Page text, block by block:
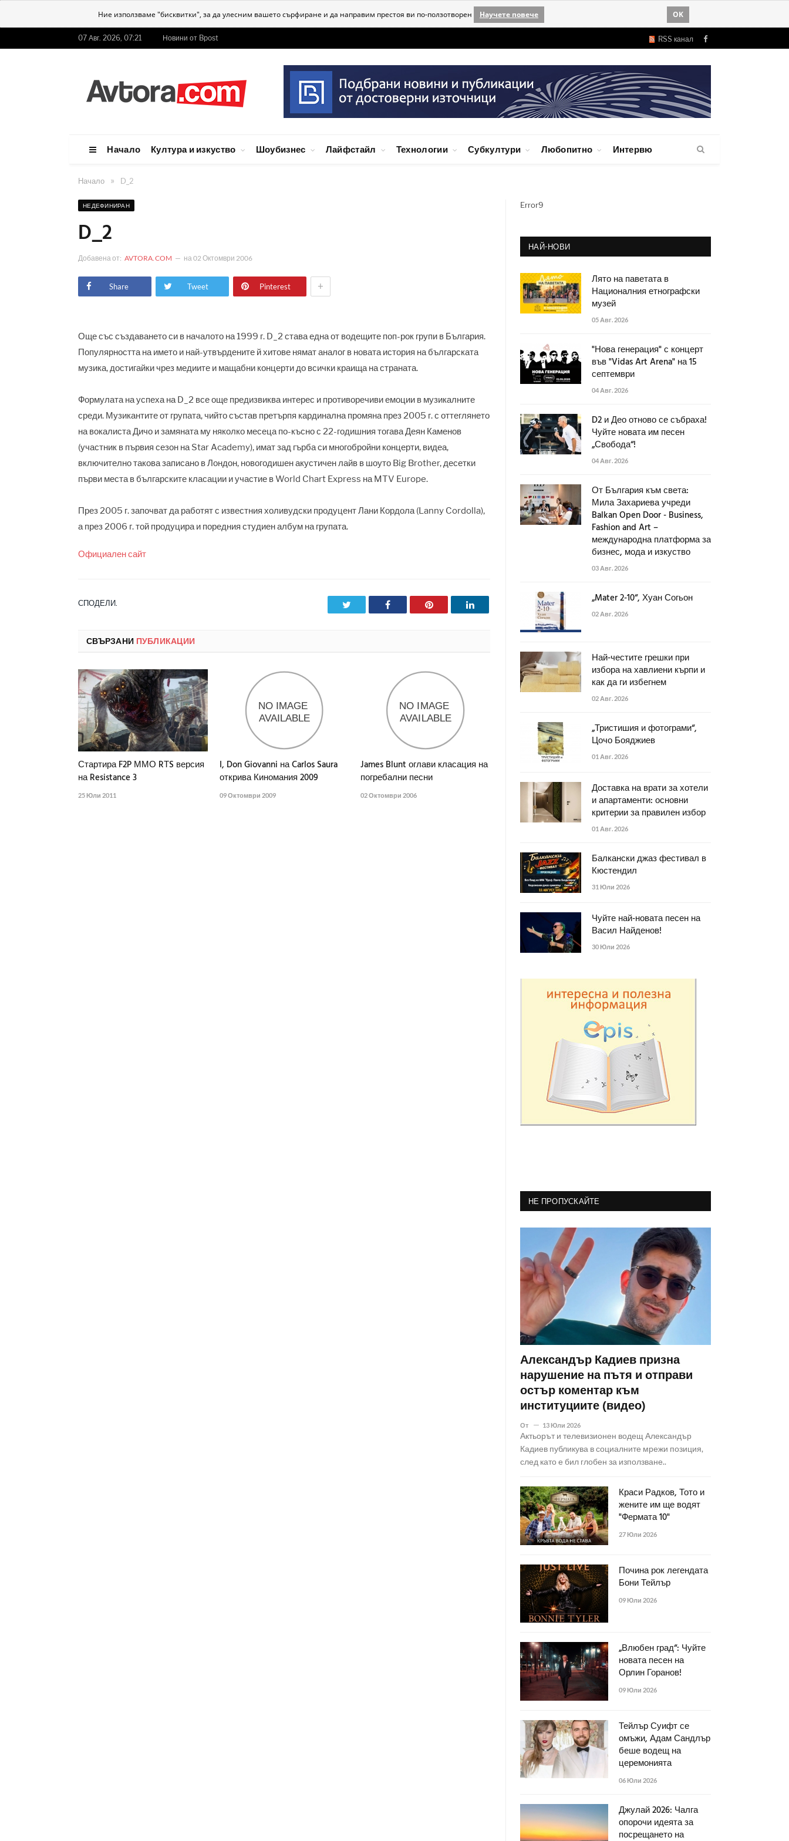
Ние използваме "бисквитки", за да улесним вашето сърфиране и да направим престоя ви по-ползотворен Научете повече OK
07 Авг. 2026, 07:21 Новини от Bpost RSS канал Facebook
Начало Култура и изкуство Шоубизнес Лайфстайл Технологии Субкултури Любопитно Интервю
Начало » D_2
НЕДЕФИНИРАН
D_2
Добавена от: AVTORA.COM на02 Октомври 2006
Share Tweet Pinterest +
Още със създаването си в началото на 1999 г. D_2 става една от водещите поп-рок групи в България.
Популярността на името и най-утвърдените й хитове нямат аналог в новата история на българската
музика, достигайки чрез медиите и мащабни концерти до всички краища на страната.
Формулата на успеха на D_2 все още предизвиква интерес и противоречиви емоции в музикалните
среди. Музикантите от групата, чийто състав претърпя кардинална промяна през 2005 г. с оттеглянето
на вокалиста Дичо и замяната му няколко месеца по-късно с 22-годишния тогава Деян Каменов
(участник в първия сезон на Star Academy), имат зад гърба си многобройни концерти, видеа,
включително такова записано в Лондон, новогодишен акустичен лайв в шоуто Big Brother, десетки
първи места в българските класации и участие в World Chart Express на MTV Europe.
През 2005 г. започват да работят с известния холивудски продуцент Лани Кордола (Lanny Cordolla),
а през 2006 г. той продуцира и поредния студиен албум на групата.
Официален сайт
СПОДЕЛИ. Facebook Pinterest LinkedIn
СВЪРЗАНИ ПУБЛИКАЦИИ
Стартира F2P ММО RТS версия
на Resistance 3
25 Юли 2011
I, Don Giovanni на Carlos Saura
открива Киномания 2009
09 Октомври 2009
James Blunt оглави класация на
погребални песни
02 Октомври 2006
Error9
НАЙ-НОВИ
Лято на паветата в
Националния етнографски
музей
05 Авг. 2026
"Нова генерация" с концерт
във "Vidas Art Arena" на 15
септември
04 Авг. 2026
D2 и Део отново се събраха!
Чуйте новата им песен
„Свобода“!
04 Авг. 2026
От България към света:
Мила Захариева учреди
Balkan Open Door - Business,
Fashion and Art –
международна платформа за
бизнес, мода и изкуство
03 Авг. 2026
„Mater 2-10“, Хуан Согьон
02 Авг. 2026
Най-честите грешки при
избора на хавлиени кърпи и
как да ги избегнем
02 Авг. 2026
„Тристишия и фотограми“,
Цочо Бояджиев
01 Авг. 2026
Доставка на врати за хотели
и апартаменти: основни
критерии за правилен избор
01 Авг. 2026
Балкански джаз фестивал в
Кюстендил
31 Юли 2026
Чуйте най-новата песен на
Васил Найденов!
30 Юли 2026
НЕ ПРОПУСКАЙТЕ
Александър Кадиев призна
нарушение на пътя и отправи
остър коментар към
институциите (видео)
От 13 Юли 2026
Актьорът и телевизионен водещ Александър
Кадиев публикува в социалните мрежи позиция,
след като е бил глобен за използване..
Краси Радков, Тото и
жените им ще водят
"Фермата 10"
27 Юли 2026
Почина рок легендата
Бони Тейлър
09 Юли 2026
„Влюбен град“: Чуйте
новата песен на
Орлин Горанов!
09 Юли 2026
Тейлър Суифт се
омъжи, Адам Сандлър
беше водещ на
церемонията
06 Юли 2026
Джулай 2026: Чалга
опорочи идеята за
посрещането на